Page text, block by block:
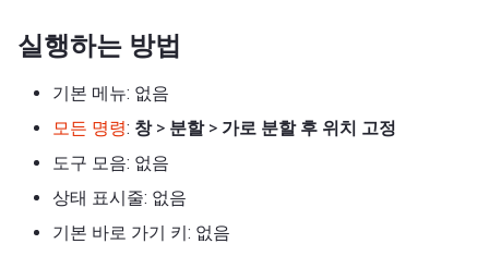
실행하는 방법
기본 메뉴: 없음
모든 명령: 창> 분할> 가로 분할 후 위치 고정
도구 모음: 없음
상태 표시줄: 없음
기본 바로 가기 키: 없음